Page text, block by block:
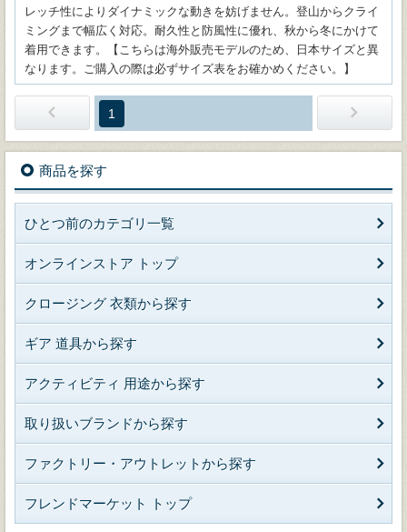
レッチ性によりダイナミックな動きを妨げません。登山からクライ
ミングまで幅広く対応。耐久性と防風性に優れ、秋から冬にかけて
着用できます。【こちらは海外販売モデルのため、日本サイズと異
なります。ご購入の際は必ずサイズ表をお確かめください。】
1
商品を探す
ひとつ前のカテゴリ一覧
オンラインストア トップ
クロージング 衣類から探す
ギア 道具から探す
アクティビティ 用途から探す
取り扱いブランドから探す
ファクトリー・アウトレットから探す
フレンドマーケット トップ